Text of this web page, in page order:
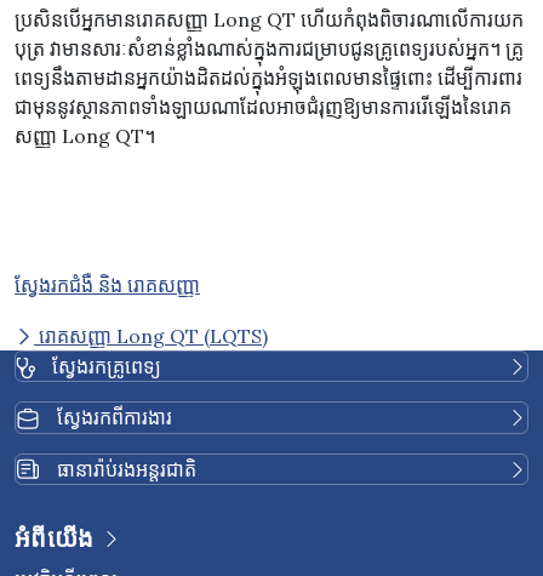
ប្រសិនបើអ្នកមានរោគសញ្ញា Long QT ហើយកំពុងពិចារណាលើការយក
បុត្រ វាមានសារៈសំខាន់ខ្លាំងណាស់ក្នុងការជម្រាបជូនគ្រូពេទ្យរបស់អ្នក។ គ្រូ
ពេទ្យនឹងតាមដានអ្នកយ៉ាងដិតដល់ក្នុងអំឡុងពេលមានផ្ទៃពោះ ដើម្បីការពារ
ជាមុននូវស្ថានភាពទាំងឡាយណាដែលអាចជំរុញឱ្យមានការរើឡើងនៃរោគ
សញ្ញា Long QT។
ស្វែងរកជំងឺ និង រោគសញ្ញា
រោគសញ្ញា Long QT (LQTS)
ស្វែងរកគ្រូពេទ្យ
ស្វែងរកពីការងារ
ធានារ៉ាប់រងអន្តរជាតិ
អំពីយើង